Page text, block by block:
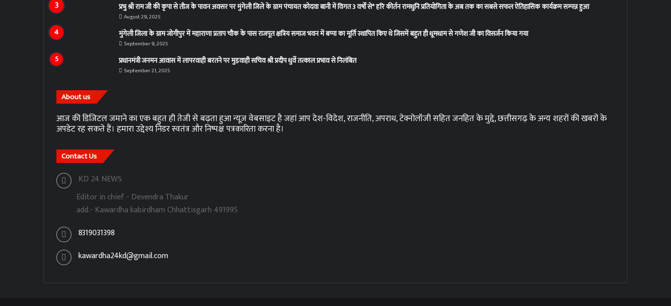
प्रभु श्री राम जी की कृपा से तीज के पावन अवसर पर मुंगेली जिले के ग्राम पंचायत कोदवा बानी में विगत 3 वर्षों से* हरि कीर्तन रामधुनि प्रतियोगिता के अब तक का सबसे सफल ऐतिहासिक कार्यक्रम सम्पन्न हुआ
August 29, 2025
मुंगेली जिला के ग्राम जोगीपुर में महाराणा प्रताप चौक के पास राजपूत क्षत्रिय समाज भवन में बप्पा का मूर्ति स्थापित किए थे जिसमें बहुत ही धूमधाम से गणेश जी का विसर्जन किया गया
September 9, 2025
प्रधानमंत्री जनमन आवास में लापरवाही बरतने पर मुड़वाही सचिव श्री प्रदीप धुर्वे तत्काल प्रभाव से निलंबित
September 21, 2025
About us
आज की डिजिटल जमाने का एक बहुत ही तेजी से बढ़ता हुआ न्यूज़ वेबसाइट है जहां आप देश-विदेश, राजनीति, अपराध, टेक्नोलॉजी सहित जनहित के मुद्दे, छत्तीसगढ़ के अन्य शहरों की खबरों के
अपडेट रह सकते हैं। हमारा उद्देश्य निडर स्वतंत्र और निष्पक्ष पत्रकारिता करना है।
Contact Us
KD 24 NEWS
Editor in chief - Devendra Thakur
add.- Kawardha kabirdham Chhattisgarh 491995
8319031398
kawardha24kd@gmail.com